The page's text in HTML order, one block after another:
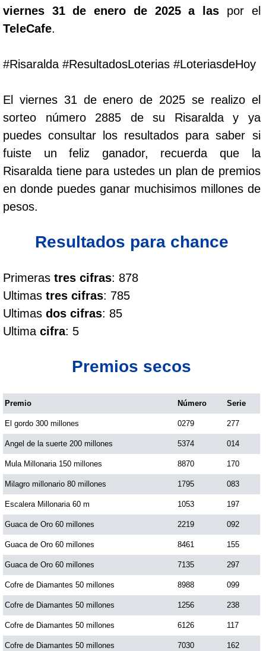
Antioqueñita Día
Astro Luna
Cafeterito Tarde
Cafeterito Noche
Chontico Día
Chontico Noche
Culona día
Dorado Mañana
Dorado Tarde
Dorado Noche
Fantástica Día
Fantástica Noche
Motilon Tarde
viernes 31 de enero de 2025 a las por el
TeleCafe.
#Risaralda #ResultadosLoterias #LoteriasdeHoy
El viernes 31 de enero de 2025 se realizo el
sorteo número 2885 de su Risaralda y ya
puedes consultar los resultados para saber si
fuiste un feliz ganador, recuerda que la
Risaralda tiene para ustedes un plan de premios
en donde puedes ganar muchisimos millones de
pesos.
Resultados para chance
Primeras tres cifras: 878
Ultimas tres cifras: 785
Ultimas dos cifras: 85
Ultima cifra: 5
Premios secos
Premio Número Serie
El gordo 300 millones 0279 277
Angel de la suerte 200 millones 5374 014
Mula Millonaria 150 millones 8870 170
Milagro millonario 80 millones 1795 083
Escalera Millonaria 60 m 1053 197
Guaca de Oro 60 millones 2219 092
Guaca de Oro 60 millones 8461 155
Guaca de Oro 60 millones 7135 297
Cofre de Diamantes 50 millones 8988 099
Cofre de Diamantes 50 millones 1256 238
Cofre de Diamantes 50 millones 6126 117
Cofre de Diamantes 50 millones 7030 162